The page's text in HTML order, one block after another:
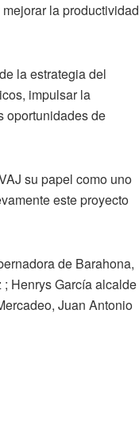
la productividad
la estrategia del
impulsar la
oportunidades de
su papel como uno
este proyecto
de Barahona,
Henrys García alcalde
Juan Antonio